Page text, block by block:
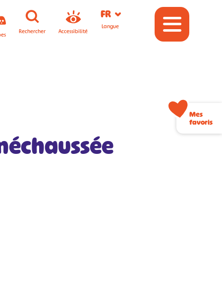
Rechercher Accessibilité
FR
Langue
Mes
favoris